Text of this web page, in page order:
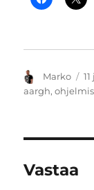
Kirjoittaja
Marko
aargh,
Vastaa